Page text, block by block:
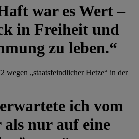
war es Wert –
in Freiheit und
zu leben.“
wegen „staatsfeindlicher Hetze“ in der
ich vom
nur auf eine